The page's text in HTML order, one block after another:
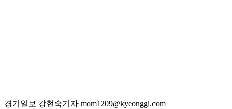
경기일보 강현숙기자 mom1209@kyeonggi.com